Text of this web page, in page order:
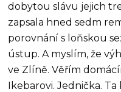
dobytou slávu jejich
zapsala hned sedm
porovnání s loňskou
ústup. A myslím, že
ve Zlíně. Věřím
Ikebarovi. Jednička.